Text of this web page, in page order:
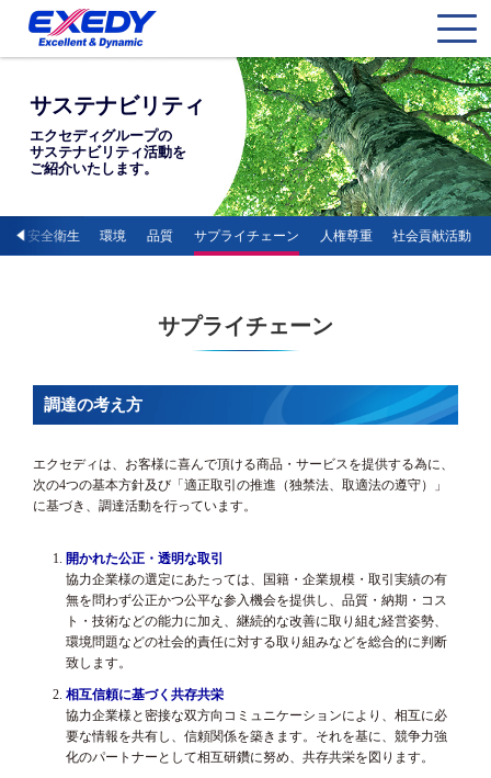
サステナビリティ
エクセディグループの
サステナビリティ活動を
ご紹介いたします。
安全衛生 環境 品質 サプライチェーン 人権尊重 社会貢献活動
サプライチェーン
調達の考え方
エクセディは、お客様に喜んで頂ける商品・サービスを提供する為に、
次の4つの基本方針及び「適正取引の推進（独禁法、取適法の遵守）」
に基づき、調達活動を行っています。
開かれた公正・透明な取引
協力企業様の選定にあたっては、国籍・企業規模・取引実績の有
無を問わず公正かつ公平な参入機会を提供し、品質・納期・コス
ト・技術などの能力に加え、継続的な改善に取り組む経営姿勢、
環境問題などの社会的責任に対する取り組みなどを総合的に判断
致します。
相互信頼に基づく共存共栄
協力企業様と密接な双方向コミュニケーションにより、相互に必
要な情報を共有し、信頼関係を築きます。それを基に、競争力強
化のパートナーとして相互研鑽に努め、共存共栄を図ります。